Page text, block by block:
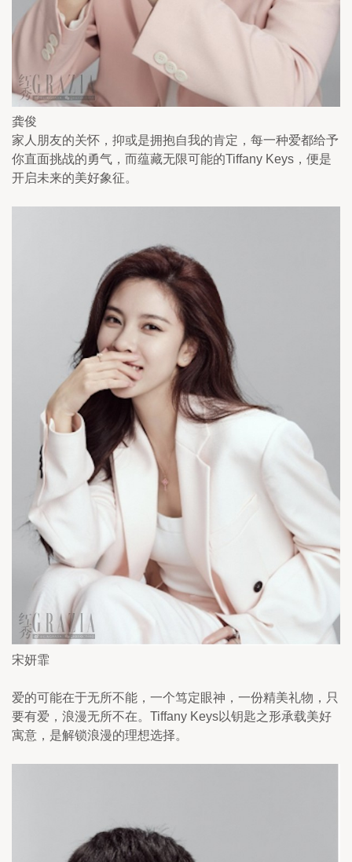
龚俊
家人朋友的关怀，抑或是拥抱自我的肯定，每一种爱都给予
你直面挑战的勇气，而蕴藏无限可能的Tiffany Keys，便是
开启未来的美好象征。
宋妍霏
爱的可能在于无所不能，一个笃定眼神，一份精美礼物，只
要有爱，浪漫无所不在。Tiffany Keys以钥匙之形承载美好
寓意，是解锁浪漫的理想选择。